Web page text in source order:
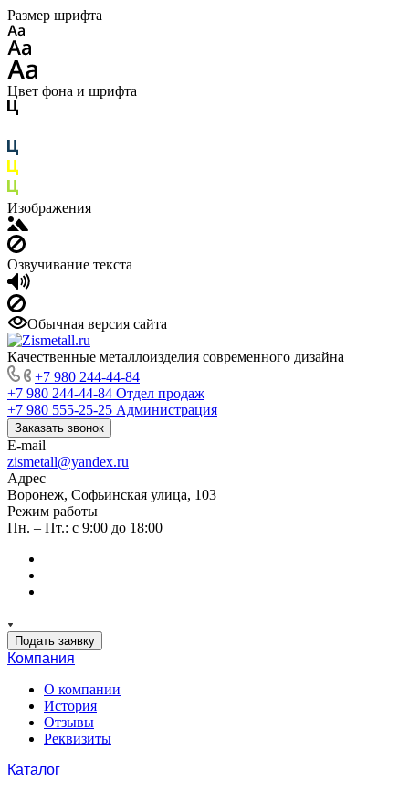
Размер шрифта
Цвет фона и шрифта
Изображения
Озвучивание текста
Обычная версия сайта
Качественные металлоизделия современного дизайна
+7 980 244-44-84
+7 980 244-44-84 Отдел продаж
+7 980 555-25-25 Администрация
Заказать звонок
E-mail
zismetall@yandex.ru
Адрес
Воронеж, Софьинская улица, 103
Режим работы
Пн. – Пт.: с 9:00 до 18:00
Подать заявку
Компания
О компании
История
Отзывы
Реквизиты
Каталог